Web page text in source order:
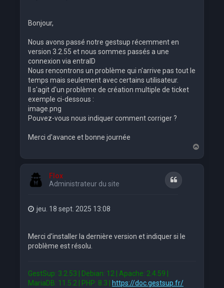
Bonjour,
Nous avons passé notre gestsup récemment en
version 3.2.55 et nous sommes passés a une
connexion via entraID
Nous rencontrons un problème qui n'arrive pas tout le
temps mais seulement avec certains utilisateur.
Il s'agit d'un problème de création multiple de ticket
exemple ci-dessous :
image.png
Pouvez-vous nous indiquer comment corriger ?
Merci d'avance et bonne journée
a
Flox
Administrateur du site
Citation
jeu. 18 sept. 2025 13:08
Merci d'installer la dernière version et indiquer si le
problème est résolu.
GestSup: 3.2.53 | Debian: 12 | Apache: 2.4.59 |
MariaDB: 11.5.2 | PHP: 8.3 |
https://doc.gestsup.fr/